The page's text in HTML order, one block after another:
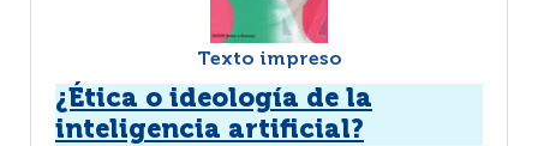
Texto impreso
¿Ética o ideología de la
inteligencia artificial?